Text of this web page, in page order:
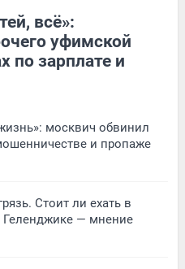
всё»:
уфимской
по зарплате и
москвич обвинил
и пропаже
Стоит ли ехать в
— мнение